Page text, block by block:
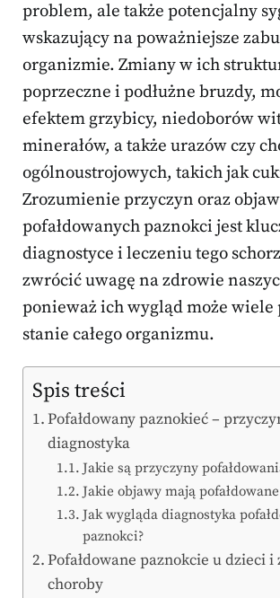
problem, ale także potencjalny
wskazujący na poważniejsze
organizmie. Zmiany w ich
poprzeczne i podłużne bruzdy,
efektem grzybicy, niedoborów
minerałów, a także urazów czy
ogólnoustrojowych, takich jak
Zrozumienie przyczyn oraz
pofałdowanych paznokci jest
diagnostyce i leczeniu tego
zwrócić uwagę na zdrowie
ponieważ ich wygląd może wiele
stanie całego organizmu.
Spis treści
Pofałdowany paznokieć –
diagnostyka
Jakie są przyczyny
Jakie objawy mają
Jak wygląda diagnostyka
paznokci?
Pofałdowane paznokcie u dzieci i
choroby